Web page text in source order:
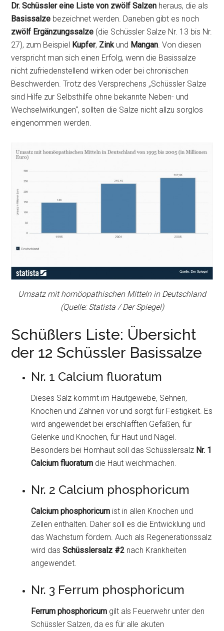
Dr. Schüssler eine Liste von zwölf Salzen heraus, die als
Basissalze bezeichnet werden. Daneben gibt es noch
zwölf Ergänzungssalze (die Schüssler Salze Nr. 13 bis Nr.
27), zum Beispiel Kupfer, Zinkund Mangan. Von diesen
verspricht man sich einen Erfolg, wenn die Basissalze
nicht zufriedenstellend wirken oder bei chronischen
Beschwerden. Trotz des Versprechens „Schüssler Salze
sind Hilfe zur Selbsthilfe ohne bekannte Neben- und
Wechselwirkungen“, sollten die Salze nicht allzu sorglos
eingenommen werden.
Umsatz mit homöopathischen Mitteln in Deutschland
(Quelle: Statista / Der Spiegel)
Schüßlers Liste: Übersicht
der 12 Schüssler Basissalze
Nr. 1 Calcium fluoratum
Dieses Salz kommt im Hautgewebe, Sehnen,
Knochen und Zähnen vor und sorgt für Festigkeit. Es
wird angewendet bei erschlafften Gefäßen, für
Gelenke und Knochen, für Haut und Nägel.
Besonders bei Hornhaut soll das Schüsslersalz Nr. 1
Calcium fluoratum die Haut weichmachen.
Nr. 2 Calcium phosphoricum
Calcium phosphoricum ist in allen Knochen und
Zellen enthalten. Daher soll es die Entwicklung und
das Wachstum fördern. Auch als Regenerationssalz
wird dasSchüsslersalz #2 nach Krankheiten
angewendet.
Nr. 3 Ferrum phosphoricum
Ferrum phosphoricum gilt als Feuerwehr unter den
Schüssler Salzen, da es für alle akuten